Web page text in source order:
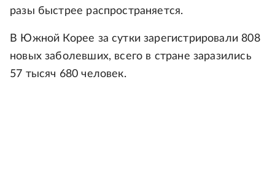
разы быстрее распространяется.
В Южной Корее за сутки зарегистрировали 808
новых заболевших, всего в стране заразились
57 тысяч 680 человек.